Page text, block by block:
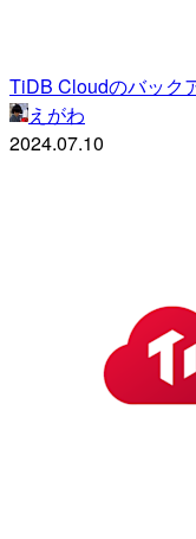
TiDB Cloudのバック
えがわ
2024.07.10